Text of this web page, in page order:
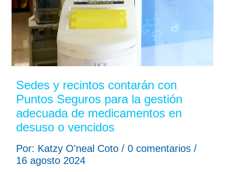
Sedes y recintos contarán con
Puntos Seguros para la gestión
adecuada de medicamentos en
desuso o vencidos
Por: Katzy O'neal Coto / 0 comentarios /
16 agosto 2024